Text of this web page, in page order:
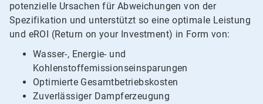
potenzielle Ursachen für Abweichungen von der
Spezifikation und unterstützt so eine optimale Leistung
und eROI (Return on your Investment) in Form von:
Wasser-, Energie- und
Kohlenstoffemissionseinsparungen
Optimierte Gesamtbetriebskosten
Zuverlässiger Dampferzeugung